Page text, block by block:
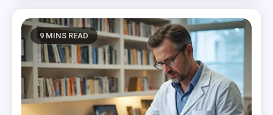
9 MINS READ